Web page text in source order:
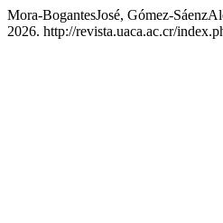
Mora-BogantesJosé, Gómez-
2026. http://revista.uaca.ac.cr/